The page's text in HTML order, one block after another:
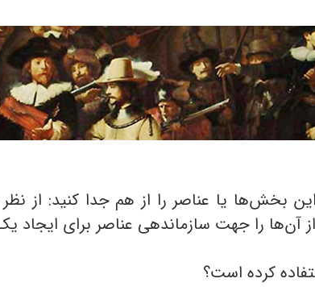
بخش‌ها یا عناصر را از هم جدا کنید: از
آن‌ها را جهت سازماندهی عناصر برای ایجاد